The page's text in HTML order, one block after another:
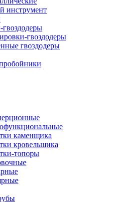
инструмент
гвоздодеры
гвоздодеры
каменщика
кровельщика
топоры